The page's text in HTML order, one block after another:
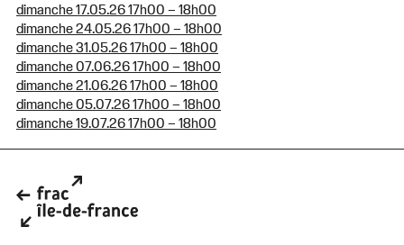
dimanche 17.05.26 17h00 – 18h00
dimanche 24.05.26 17h00 – 18h00
dimanche 31.05.26 17h00 – 18h00
dimanche 07.06.26 17h00 – 18h00
dimanche 21.06.26 17h00 – 18h00
dimanche 05.07.26 17h00 – 18h00
dimanche 19.07.26 17h00 – 18h00